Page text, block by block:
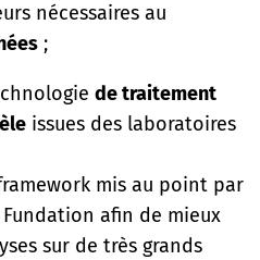
nécessaires au
;
de traitement
issues des laboratoires
mis au point par
afin de mieux
sur de très grands